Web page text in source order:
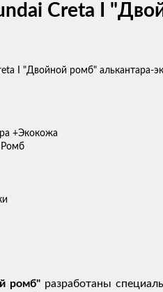
Creta I
+Экокожа
ромб"разработаны